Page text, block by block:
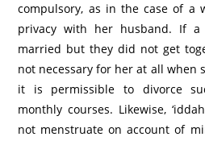
compulsory, as in the case of a
privacy with her husband. If
married but they did not get
not necessary for her at all when
it is permissible to divorce
monthly courses. Likewise,
not menstruate on account of